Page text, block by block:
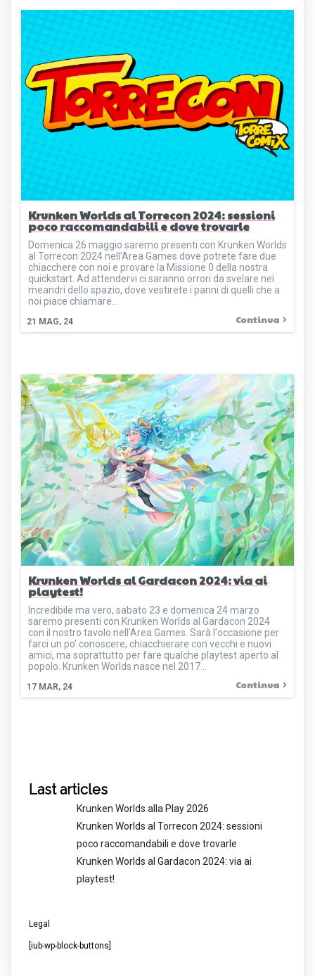
Krunken Worlds al Torrecon 2024: sessioni
poco raccomandabili e dove trovarle
21 MAG, 24
Domenica 26 maggio saremo presenti con Krunken Worlds
al Torrecon 2024 nell'Area Games dove potrete fare due
chiacchere con noi e provare la Missione 0 della nostra
quickstart. Ad attendervi ci saranno orrori da svelare nei
meandri dello spazio, dove vestirete i panni di quelli che a
noi piace chiamare…
Continua
Krunken Worlds al Gardacon 2024: via ai
playtest!
17 MAR, 24
Incredibile ma vero, sabato 23 e domenica 24 marzo
saremo presenti con Krunken Worlds al Gardacon 2024
con il nostro tavolo nell'Area Games. Sarà l'occasione per
farci un po' conoscere, chiacchierare con vecchi e nuovi
amici, ma soprattutto per fare qualche playtest aperto al
popolo. Krunken Worlds nasce nel 2017…
Continua
Last articles
Krunken Worlds alla Play 2026
Krunken Worlds al Torrecon 2024: sessioni
poco raccomandabili e dove trovarle
Krunken Worlds al Gardacon 2024: via ai
playtest!
Legal
[iub-wp-block-buttons]